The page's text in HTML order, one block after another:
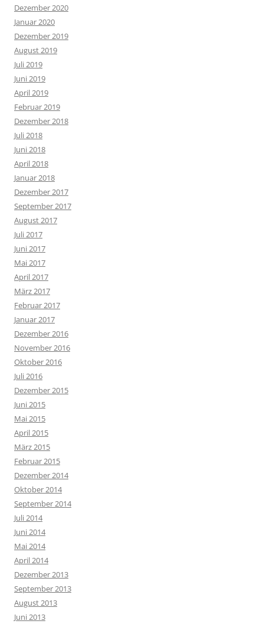
Dezember 2020
Januar 2020
Dezember 2019
August 2019
Juli 2019
Juni 2019
April 2019
Februar 2019
Dezember 2018
Juli 2018
Juni 2018
April 2018
Januar 2018
Dezember 2017
September 2017
August 2017
Juli 2017
Juni 2017
Mai 2017
April 2017
März 2017
Februar 2017
Januar 2017
Dezember 2016
November 2016
Oktober 2016
Juli 2016
Dezember 2015
Juni 2015
Mai 2015
April 2015
März 2015
Februar 2015
Dezember 2014
Oktober 2014
September 2014
Juli 2014
Juni 2014
Mai 2014
April 2014
Dezember 2013
September 2013
August 2013
Juni 2013